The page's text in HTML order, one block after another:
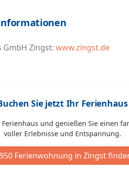
GmbH Zingst: www.zingst.de
Sie jetzt Ihr Ferienhaus
und genießen Sie einen
voller Erlebnisse und Entspannung.
Ferienwohnung in Zingst